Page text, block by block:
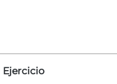
Ejercicio